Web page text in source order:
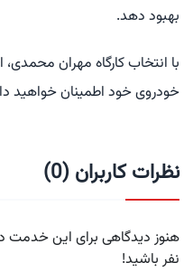
بهبود دهد.
با انتخاب کارگاه مهران
خودروی خود اطمینان خواهید
نظرات کاربران (0)
هنوز دیدگاهی برای این خدمت
نفر باشید!